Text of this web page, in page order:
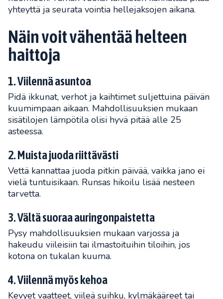
yhteyttä ja seurata vointia hellejaksojen aikana.
Näin voit vähentää helteen
haittoja
1. Viilennä asuntoa
Pidä ikkunat, verhot ja kaihtimet suljettuina päivän
kuumimpaan aikaan. Mahdollisuuksien mukaan
sisätilojen lämpötila olisi hyvä pitää alle 25
asteessa.
2. Muista juoda riittävästi
Vettä kannattaa juoda pitkin päivää, vaikka jano ei
vielä tuntuisikaan. Runsas hikoilu lisää nesteen
tarvetta.
3. Vältä suoraa auringonpaistetta
Pysy mahdollisuuksien mukaan varjossa ja
hakeudu viileisiin tai ilmastoituihin tiloihin, jos
kotona on tukalan kuuma.
4. Viilennä myös kehoa
Kevyet vaatteet, viileä suihku, kylmäkääreet tai